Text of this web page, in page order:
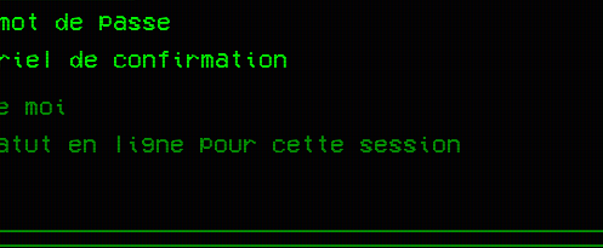
de passe
de confirmation
moi
en ligne pour cette session